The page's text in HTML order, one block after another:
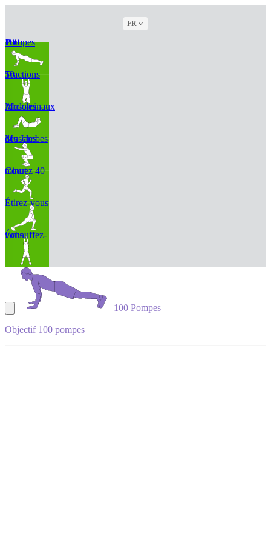
FR
100 Pompes
50 Tractions
Muscles Abdominaux
Muscles des Jambes
Courez 40 minut
Étirez-vous
Échauffez-vous
100 Pompes
Objectif 100 pompes